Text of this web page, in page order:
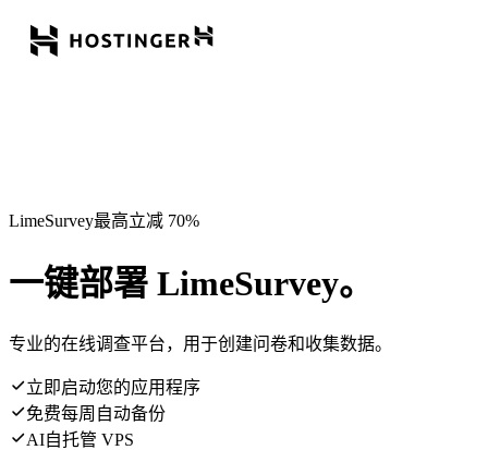
LimeSurvey最高立减 70%
一键部署 LimeSurvey。
专业的在线调查平台，用于创建问卷和收集数据。
立即启动您的应用程序
免费每周自动备份
AI自托管 VPS